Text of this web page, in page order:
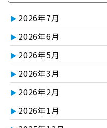
2026年7月
2026年6月
2026年5月
2026年3月
2026年2月
2026年1月